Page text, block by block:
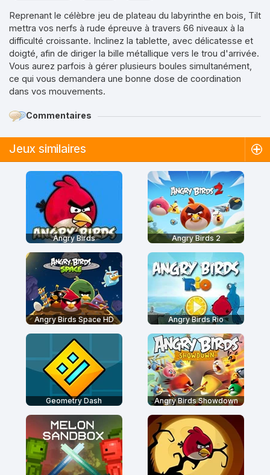
Reprenant le célèbre jeu de plateau du labyrinthe en bois, Tilt
mettra vos nerfs à rude épreuve à travers 66 niveaux à la
difficulté croissante. Inclinez la tablette, avec délicatesse et
doigté, afin de diriger la bille métallique vers le trou d'arrivée.
Vous aurez parfois à gérer plusieurs boules simultanément,
ce qui vous demandera une bonne dose de coordination
dans vos mouvements.
Commentaires
Jeux similaires
Angry Birds Angry Birds 2
Angry Birds Space HD Angry Birds Rio
Geometry Dash Angry Birds Showdown